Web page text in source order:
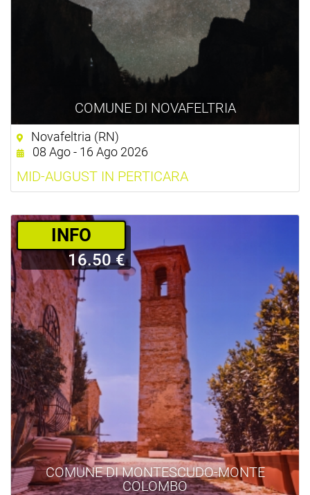
COMUNE DI NOVAFELTRIA
Novafeltria (RN)
08 Ago - 16 Ago 2026
MID-AUGUST IN PERTICARA
COMUNE DI MONTESCUDO-MONTE
COLOMBO
­INFO
16.50 €